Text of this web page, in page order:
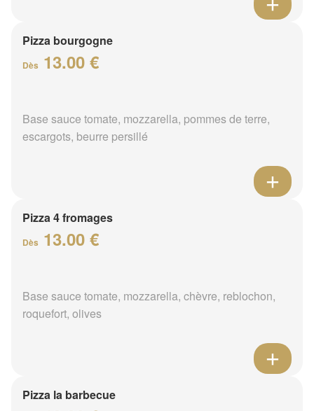
Pizza bourgogne
Dès 13.00 €
Base sauce tomate, mozzarella, pommes de terre,
escargots, beurre persillé
Pizza 4 fromages
Dès 13.00 €
Base sauce tomate, mozzarella, chèvre, reblochon,
roquefort, olives
Pizza la barbecue